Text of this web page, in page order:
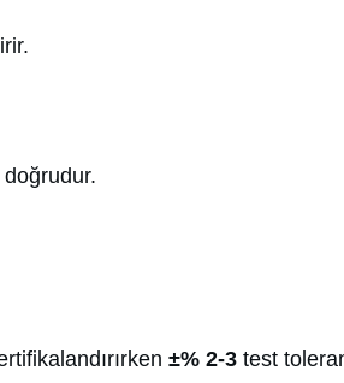
±% 2-3 test